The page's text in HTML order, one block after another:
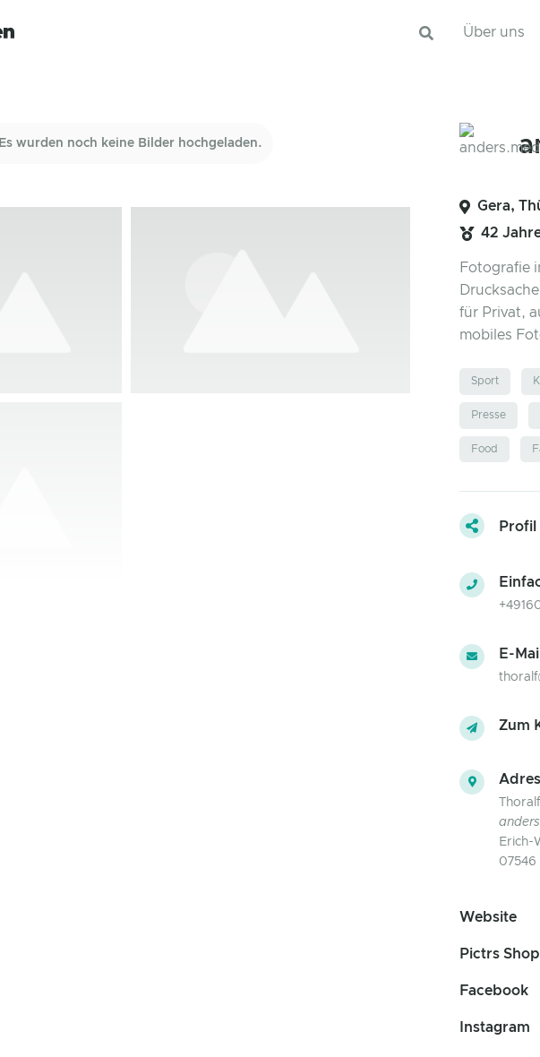
Über uns
Es wurden noch keine Bilder hochgeladen.
Gera,
42
Fotografie
für Privat,
mobiles
Sport
Presse
Food
Profil
E-
Zum
Erich-
07546
Website
Pictrs Shop
Facebook
Instagram